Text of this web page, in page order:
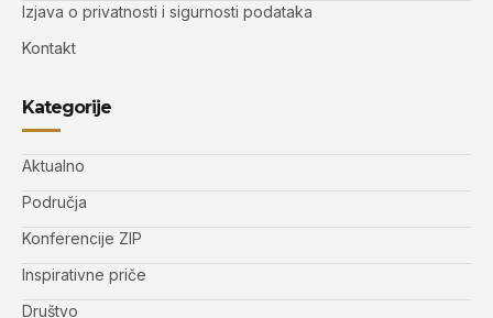
Izjava o privatnosti i sigurnosti podataka
Kontakt
Kategorije
Aktualno
Područja
Konferencije ZIP
Inspirativne priče
Društvo